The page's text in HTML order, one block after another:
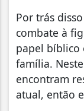
Por trás
combate à
papel bíblico
família.
encontram
atual, então